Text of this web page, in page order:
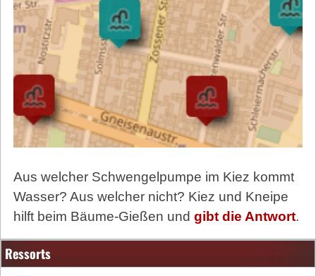
Aus welcher Schwengelpumpe im Kiez kommt
Wasser? Aus welcher nicht? Kiez und Kneipe
hilft beim Bäume-Gießen und gibt die Antwort.
Ressorts